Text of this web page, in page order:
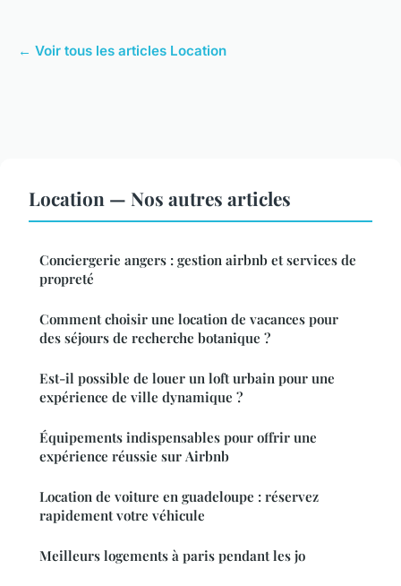
← Voir tous les articles Location
Location — Nos autres articles
Conciergerie angers : gestion airbnb et services de
propreté
Comment choisir une location de vacances pour
des séjours de recherche botanique ?
Est-il possible de louer un loft urbain pour une
expérience de ville dynamique ?
Équipements indispensables pour offrir une
expérience réussie sur Airbnb
Location de voiture en guadeloupe : réservez
rapidement votre véhicule
Meilleurs logements à paris pendant les jo